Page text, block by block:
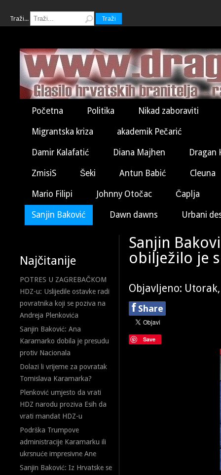
Traži... Traži
Početna Politika Nikad zaboraviti
Migrantska kriza akademik Pečarić
Damir Kalafatić Diana Majhen Dragan
ZmisiS Šeki Antun Babić Cleuna
Mario Filipi Johnny Otočac Čaplja
Sanjin Baković Dawn dawns Urbani
Najčitanije
POTRES U ZAGREBAČKOM
HDZ-u: Uslijedile ostavke radi
povratnika koji se poziva na
Andreja Plenkovića
Sanjin Baković: Ana
Karamarko dobila je presudu
protiv Nacionala
Dolazi li vrijeme za povratak
Tomislava Karamarka?
Plenković umjesto da vrati
HDZ narodu proziva Esih da
vrati mandat HDZ-u
Podrška Trumpove
administracije Karamarku ili
ukrsnuće impresivne Ane
Sanjin Baković: Iz Hrvatske se
Sanjin
obilježilo je
Objavljeno:
f Share
Save